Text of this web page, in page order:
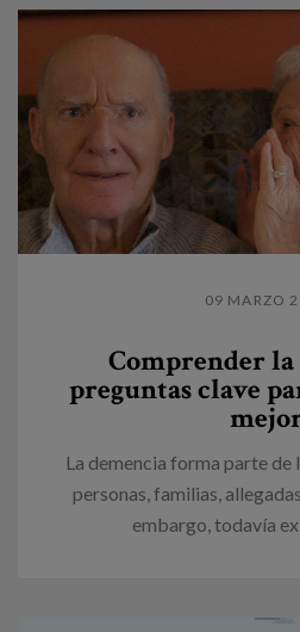
09 MARZO
Comprender la
preguntas clave
La demencia forma parte de
personas, familias,
embargo, todavía